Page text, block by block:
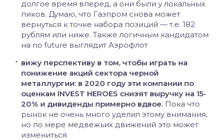
долгое время вперед, а они были у локальных
пиков. Думаю, что Газпром снова может
вернуться к точке набора позиций — т.е. 182
рублям или ниже. Также логичным кандидатом
на no future выглядит Аэрофлот
вижу перспективу в том, чтобы играть на
понижение акций сектора черной
металлургии: в 2020 году эти компании по
оценкам INVEST HEROES снизят выручку на 15-
20% и дивиденды примерно вдвое. Пока что
рынок не очень много уделил этому внимания,
но по мере медвежьих движений это может
измениться